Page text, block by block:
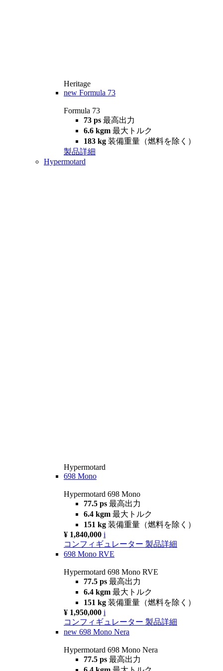
Heritage
new Formula 73
Formula 73
73 ps 最高出力
6.6 kgm 最大トルク
183 kg 装備重量（燃料を除く）
製品詳細
Hypermotard
Hypermotard
698 Mono
Hypermotard 698 Mono
77.5 ps 最高出力
6.4 kgm 最大トルク
151 kg 装備重量（燃料を除く）
¥ 1,840,000 i
コンフィギュレーター 製品詳細
698 Mono RVE
Hypermotard 698 Mono RVE
77.5 ps 最高出力
6.4 kgm 最大トルク
151 kg 装備重量（燃料を除く）
¥ 1,950,000 i
コンフィギュレーター 製品詳細
new 698 Mono Nera
Hypermotard 698 Mono Nera
77.5 ps 最高出力